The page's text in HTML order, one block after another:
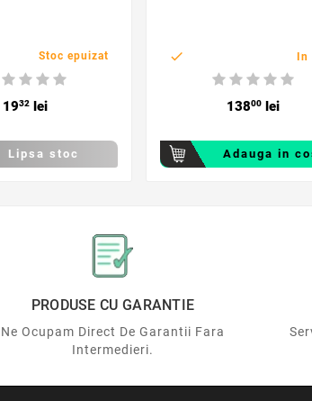
Stoc epuizat
1932 lei
Lipsa stoc

13800lei
Adauga in
PRODUSE CU GARANTIE
Ne Ocupam Direct De Garantii Fara
Intermedieri.